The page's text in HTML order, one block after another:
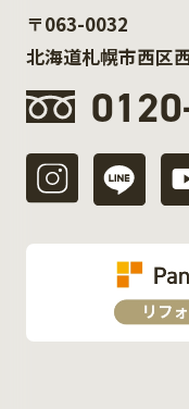
〒063-0032
北海道札幌市西区